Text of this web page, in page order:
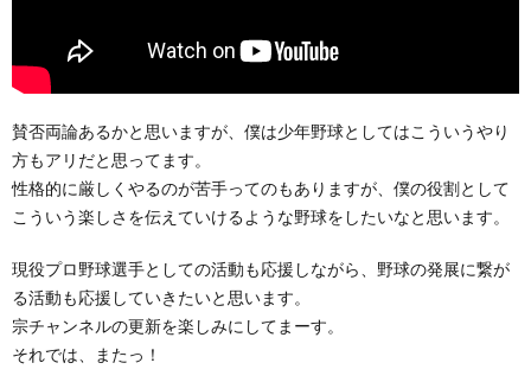
賛否両論あるかと思いますが、僕は少年野球としてはこういうやり
方もアリだと思ってます。
性格的に厳しくやるのが苦手ってのもありますが、僕の役割として
こういう楽しさを伝えていけるような野球をしたいなと思います。
現役プロ野球選手としての活動も応援しながら、野球の発展に繋が
る活動も応援していきたいと思います。
宗チャンネルの更新を楽しみにしてまーす。
それでは、またっ！